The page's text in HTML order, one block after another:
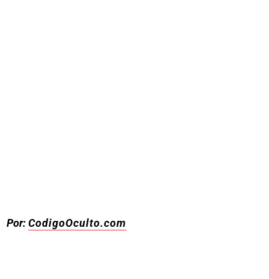
Por:CodigoOculto.com